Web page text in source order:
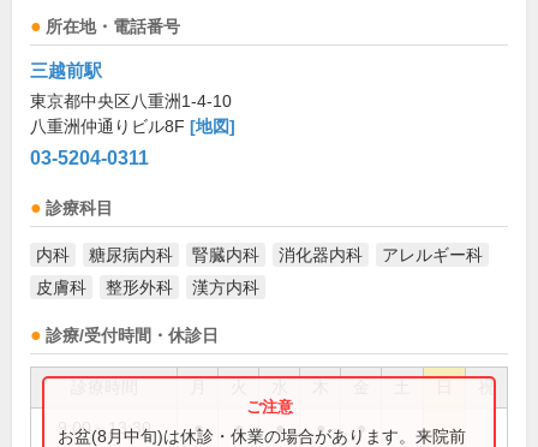
所在地・電話番号
三越前駅
東京都中央区八重洲1-4-10
八重洲仲通りビル8F [地図]
03-5204-0311
診療科目
内科 糖尿病内科 腎臓内科 消化器内科
アレルギー科
皮膚科
整形外科 漢方内科
診療/受付時間・休診日
祝
9:00～13:30 ● ● ● ● ●
お盆(8月中旬)は休診・休業の場合があります。来院前